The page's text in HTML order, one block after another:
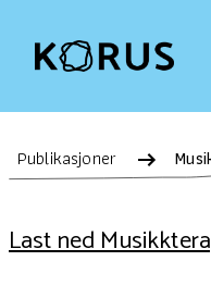
Publikasjoner
Last ned